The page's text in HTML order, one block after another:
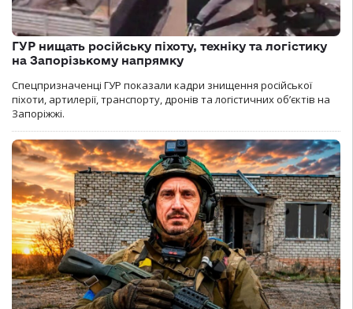
ГУР нищать російську піхоту, техніку та логістику
на Запорізькому напрямку
Спецпризначенці ГУР показали кадри знищення російської
піхоти, артилерії, транспорту, дронів та логістичних об’єктів на
Запоріжжі.